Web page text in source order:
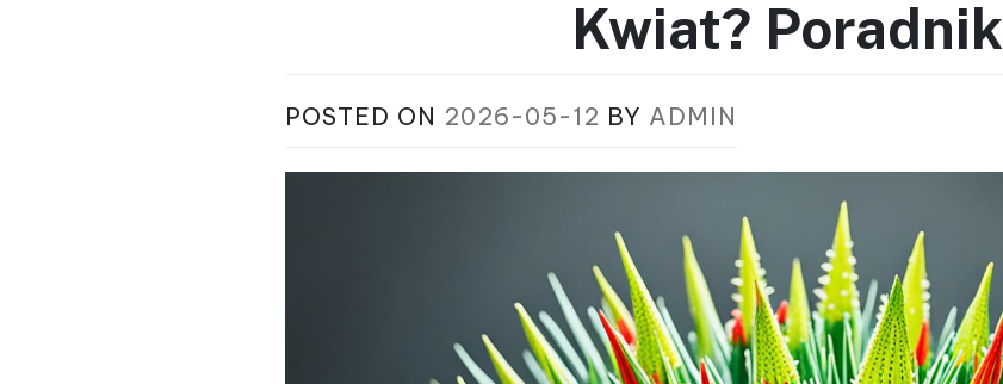
Kwiat? Poradnik
POSTED ON 2026-05-12 BY ADMIN